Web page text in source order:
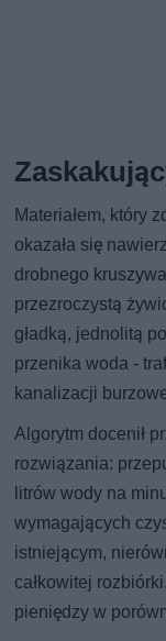
Materiałem, który
okazała się
drobnego
przezroczystą
gładką, jednolitą
przenika woda -
kanalizacji
Algorytm docenił
rozwiązania:
litrów wody na
wymagających
istniejącym,
całkowitej
pieniędzy w